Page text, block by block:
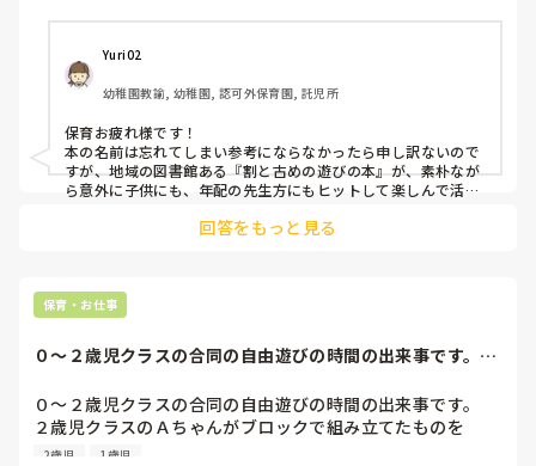
Yuri02
幼稚園教諭, 幼稚園, 認可外保育園, 託児所
保育お疲れ様です！
本の名前は忘れてしまい参考にならなかったら申し訳ないので
すが、地域の図書館ある『割と古めの遊びの本』が、素朴なが
ら意外に子供にも、年配の先生方にもヒットして楽しんで活動
図書館の本はとっても良いですよ‼︎
回答をもっと見る
保育・お仕事
０〜２歳児クラスの合同の自由遊びの時間の出来事です。２
０〜２歳児クラスの合同の自由遊びの時間の出来事です。
２歳児クラスのＡちゃんがブロックで組み立てたものを
近くにいた２歳児クラスのＢちゃんが触ろうとしたところ、
2歳児 1歳児